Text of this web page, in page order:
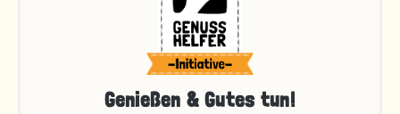
Genießen & Gutes tun!